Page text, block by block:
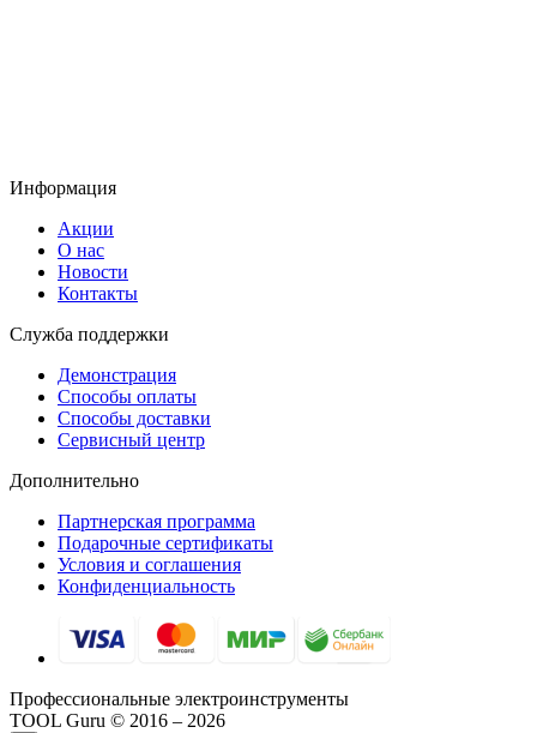
Информация
Акции
О нас
Новости
Контакты
Служба поддержки
Демонстрация
Способы оплаты
Способы доставки
Сервисный центр
Дополнительно
Партнерская программа
Подарочные сертификаты
Условия и соглашения
Конфиденциальность
Профессиональные электроинструменты
TOOL Guru © 2016 – 2026